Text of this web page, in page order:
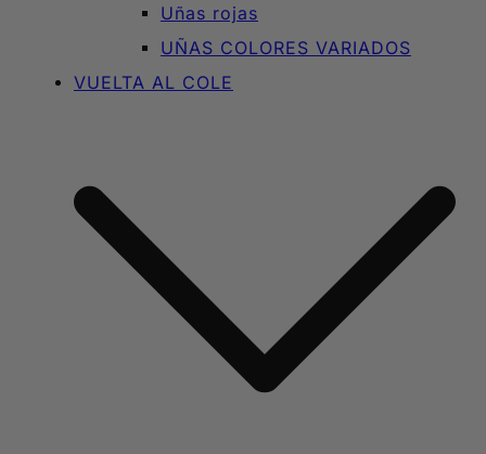
Uñas rojas
UÑAS COLORES VARIADOS
VUELTA AL COLE